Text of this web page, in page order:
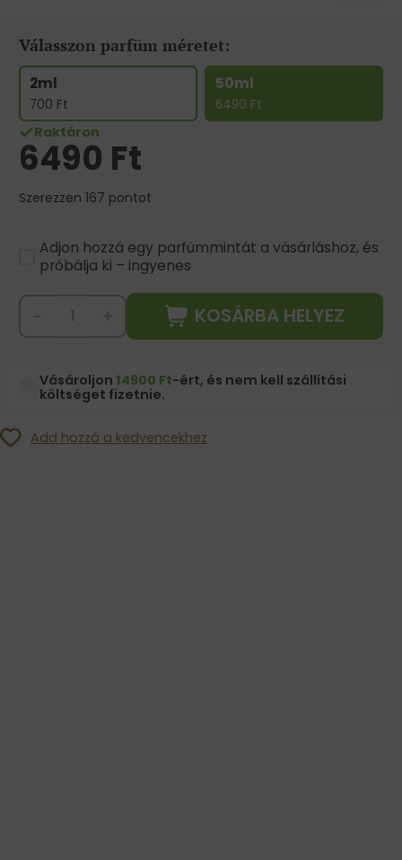
Válasszon parfüm méretet:
2ml
700 Ft
50ml
6490 Ft
Raktáron
6490 Ft
Szerezzen 167 pontot
Adjon hozzá egy parfümmintát a vásárláshoz, és
próbálja ki – ingyenes
KOSÁRBA HELYEZ
Vásároljon14900 Ft-ért, és nem kell szállítási
költséget fizetnie.
Add hozzá a kedvencekhez